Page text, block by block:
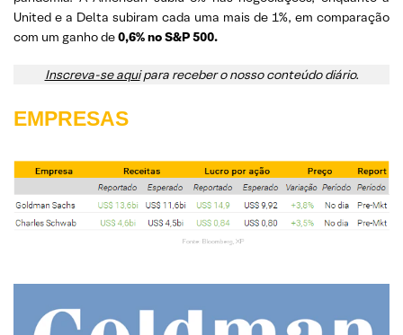
United e a Delta subiram cada uma mais de 1%, em comparação
com um ganho de0,6% no S&P 500.
Inscreva-se aquipara receber o nosso conteúdo diário.
EMPRESAS